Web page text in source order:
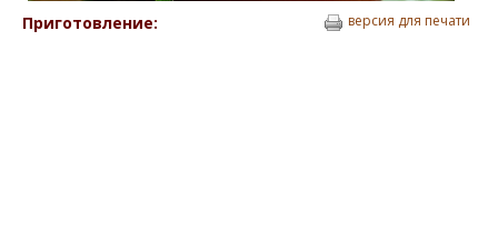
Приготовление: версия для печати